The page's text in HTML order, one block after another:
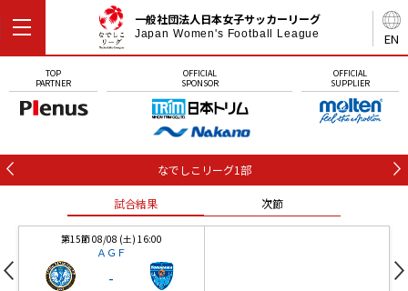
EN
一般社団法人日本女子サッカーリーグ
Japan Women's Football League
TOP
PARTNER
OFFICIAL
SPONSOR
OFFICIAL
SUPPLIER
なでしこリーグ1部
試合結果 次節
第15節 08/08 (土) 16:00
ＡＧＦ
-